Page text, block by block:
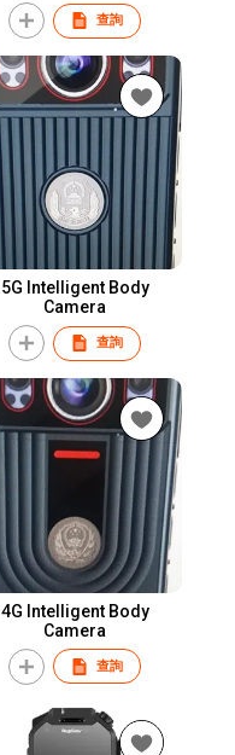
查詢
5G Intelligent Body
Camera
查詢
4G Intelligent Body
Camera
查詢